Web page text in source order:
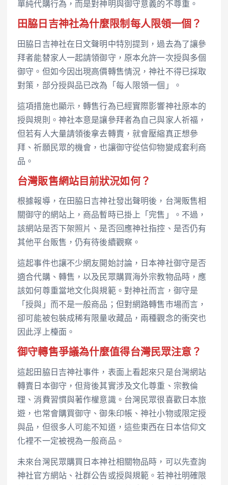
單純代購行為，而是對神明與御守意義的不尊重。
田脇日吉神社為什麼限制每人限領一個？
田脇日吉神社在日文聲明中特別提到，過去為了讓參
拜者能替家人一起請領御守，原本允許一次授與多個
御守。但如今因出現高價轉售情況，神社不得已採取
對策，部分授與品已改為「每人限領一個」。
這項措施也顯示，轉售行為已經實際影響神社原本的
授與規則。神社本意是讓參拜者為自己與家人祈福，
但若有人大量請領後拿去轉賣，就會壓縮真正想參
拜、祈願民眾的機會，也讓御守從信仰物變成套利商
品。
台灣販售網站目前狀況如何？
根據報導，在田脇日吉神社發出聲明後，台灣販售相
關御守的網站上，商品暫時已掛上「完售」。不過，
該網站是否下架照片、是否回應神社指控、是否仍有
其他平台販售，仍有待後續觀察。
這起事件也讓不少網友開始討論，日本神社御守是否
適合代購、轉售，以及民眾購買海外宗教物品時，應
該如何尊重當地文化與規範。對神社而言，御守是
「授與」而不是一般商品；但對網路轉售市場而言，
卻可能被包裝成稀有限量收藏品，兩種觀念的衝突也
因此浮上檯面。
御守轉售爭議為什麼值得台灣民眾注意？
這起田脇日吉神社事件，表面上看起來只是台灣網站
轉賣日本御守，但背後其實涉及文化尊重、宗教倫
理、消費習慣與著作權意識。台灣民眾很喜歡日本旅
遊，也常會購買御守、御朱印帳、神社小物或限定授
與品，但很多人可能不知道，這些東西在日本信仰文
化裡不一定被視為一般商品。
未來台灣民眾購買日本神社相關物品時，可以先查詢
神社官方網站、社群公告或授與規範。若神社明確限